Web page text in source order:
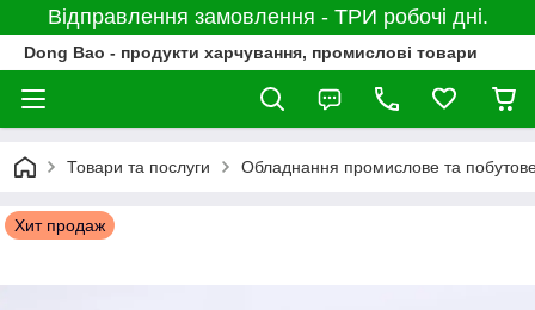
Відправлення замовлення - ТРИ робочі дні.
Dong Bao - продукти харчування, промислові товари
Товари та послуги Обладнання промислове та
Хит продаж